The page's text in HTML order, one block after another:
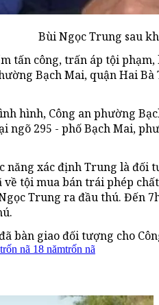
Bùi Ngọc Trung sau
tấn công, trấn áp tội
Bạch Mai, quận Hai
hình, Công an phường
ngõ 295 - phố Bạch Mai,
năng xác định Trung là đối
tội mua bán trái phép
Trung ra đầu thú. Đến
bàn giao đối tượng cho
trốn nã 18 nămtrốn nã